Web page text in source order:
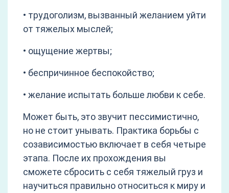
• трудоголизм, вызванный желанием уйти
от тяжелых мыслей;
• ощущение жертвы;
• беспричинное беспокойство;
• желание испытать больше любви к себе.
Может быть, это звучит пессимистично,
но не стоит унывать. Практика борьбы с
созависимостью включает в себя четыре
этапа. После их прохождения вы
сможете сбросить с себя тяжелый груз и
научиться правильно относиться к миру и